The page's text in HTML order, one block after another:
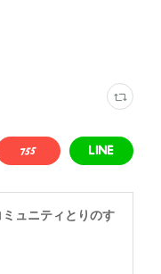
ュニティとりのす